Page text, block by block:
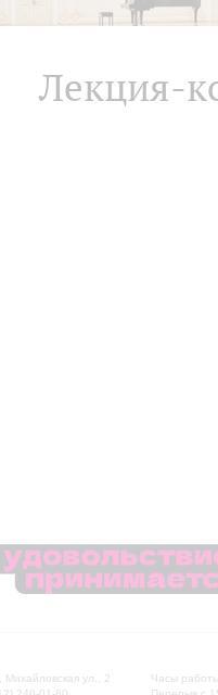
Лекция-
Михайловская ул., 2
Часы